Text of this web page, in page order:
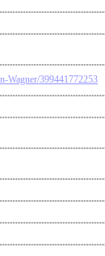
Wagner/399441772253